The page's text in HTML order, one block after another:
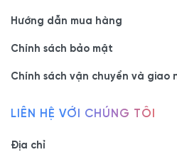
Hướng dẫn mua hàng
Chính sách bảo mật
Chính sách vận chuyển và giao
LIÊN HỆ VỚI CHÚNG TÔI
Địa chỉ